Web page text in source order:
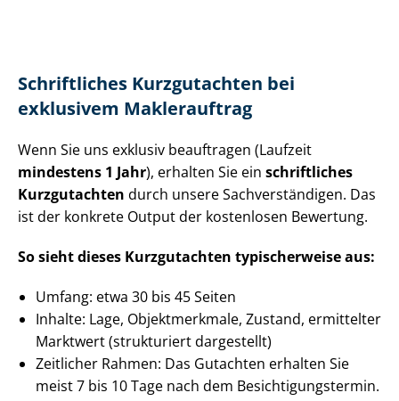
Schriftliches Kurzgutachten bei
exklusivem Maklerauftrag
Wenn Sie uns exklusiv beauftragen (Laufzeit
mindestens 1 Jahr), erhalten Sie ein schriftliches
Kurzgutachten durch unsere Sach­ver­stän­di­gen. Das
ist der konkrete Output der kostenlosen Bewertung.
So sieht dieses Kurzgutachten typischerweise aus:
Umfang: etwa 30 bis 45 Seiten
Inhalte: Lage, Objektmerkmale, Zustand, ermittelter
Marktwert (strukturiert dargestellt)
Zeitlicher Rahmen: Das Gutachten erhalten Sie
meist 7 bis 10 Tage nach dem Be­sich­ti­gungs­ter­min.